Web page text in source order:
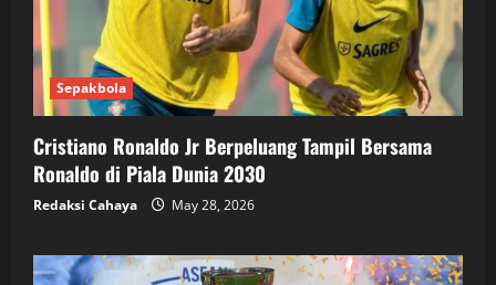
Sepakbola
Cristiano Ronaldo Jr Berpeluang Tampil Bersama
Ronaldo di Piala Dunia 2030
Redaksi Cahaya May 28, 2026